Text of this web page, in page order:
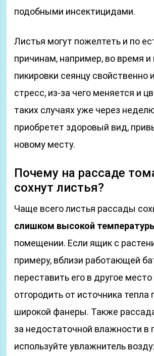
подобными инсектицидами.
Листья могут пожелтеть и по
причинам, например, во время и
пикировки сеянцу свойственно
стресс, из-за чего меняется и
таких случаях уже через
приобретет здоровый вид,
новому месту.
Почему на рассаде
сохнут листья?
Чаще всего листья рассады
слишком высокой
помещении. Если ящик с
примеру, вблизи работающей
переставить его в другое
отгородить от источника
широкой фанеры. Также
за недостаточной влажности в
используйте увлажнитель